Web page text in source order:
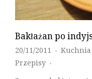
Bakłażan po
20/11/2011 ♦ Kuchnia
Przepisy
♦